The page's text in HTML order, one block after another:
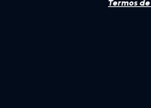
Termos